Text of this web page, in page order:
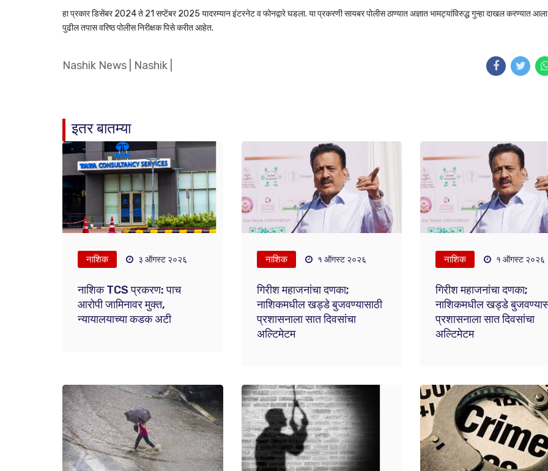
हा प्रकार डिसेंबर 2024 ते 21 सप्टेंबर 2025 यादरम्यान इंटरनेट व फोनद्वारे घडला. या प्रकरणी सायबर पोलीस ठाण्यात अज्ञात भामट्यांविरुद्ध गुन्हा दाखल करण्यात
पुढील तपास वरिष्ठ पोलीस निरीक्षक पिसे करीत आहेत.
Nashik News Nashik
इतर बातम्या
नाशिक ३ ऑगस्ट २०२६
नाशिक TCS प्रकरण: पाच
आरोपी जामिनावर मुक्त,
न्यायालयाच्या कडक अटी
नाशिक १ ऑगस्ट २०२६
गिरीश महाजनांचा दणका;
नाशिकमधील खड्डे बुजवण्यासाठी
प्रशासनाला सात दिवसांचा
अल्टिमेटम
नाशिक १ ऑगस्ट २०२६
गिरीश महाजनांचा दणका;
नाशिकमधील खड्डे
प्रशासनाला सात दिवसांचा
अल्टिमेटम